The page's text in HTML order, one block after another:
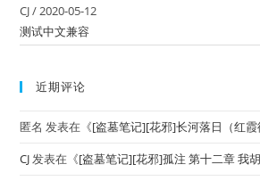
CJ/2020-05-12
测试中文兼容
近期评论
匿名 发表在《[盗墓笔记][花邪]长河落日（红霞
CJ发表在《[盗墓笔记][花邪]孤注 第十二章 我